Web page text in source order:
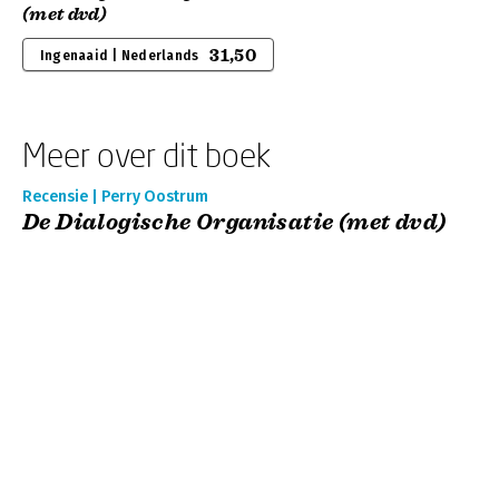
(met dvd)
Ingenaaid | Nederlands 31,50
Meer over dit boek
Recensie | Perry Oostrum
De Dialogische Organisatie (met dvd)